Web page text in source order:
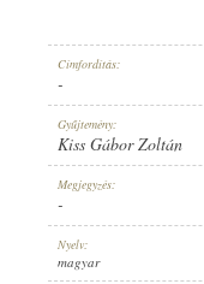
D 528
Címfordítás:
-
Gyűjtemény:
Kiss Gábor Zoltán
Megjegyzés:
-
Nyelv:
magyar